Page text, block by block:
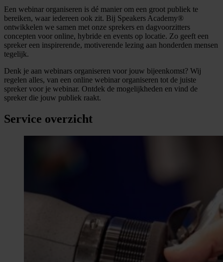
Een webinar organiseren is dé manier om een groot publiek te
bereiken, waar iedereen ook zit. Bij Speakers Academy®
ontwikkelen we samen met onze sprekers en dagvoorzitters
concepten voor online, hybride en events op locatie. Zo geeft een
spreker een inspirerende, motiverende lezing aan honderden mensen
tegelijk.
Denk je aan webinars organiseren voor jouw bijeenkomst? Wij
regelen alles, van een online webinar organiseren tot de juiste
spreker voor je webinar. Ontdek de mogelijkheden en vind de
spreker die jouw publiek raakt.
Service overzicht